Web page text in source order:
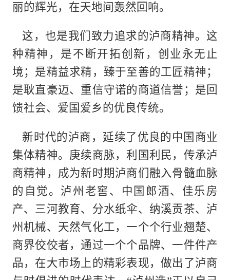
丽的辉光，在天地间轰然回响。
这，也是我们致力追求的泸商精神。这
种精神，是不断开拓创新，创业永无止
境；是精益求精，臻于至善的工匠精神；
是耿直豪迈、重信守诺的商道信誉；是回
馈社会、爱国爱乡的优良传统。
新时代的泸商，延续了优良的中国商业
集体精神。庚续商脉，利国利民，传承泸
商精神，成为新时期泸商们融入骨髓血脉
的自觉。泸州老窖、中国郎酒、佳乐房
产、三河教育、分水纸伞、纳溪贡茶、泸
州机械、天然气化工，一个个行业翘楚、
商界佼佼者，通过一个个品牌、一件件产
品，在大市场上的精彩表现，做出了泸商